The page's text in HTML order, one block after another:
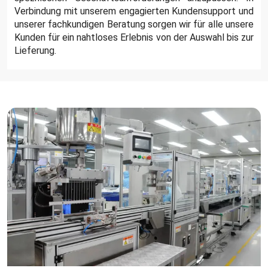
Verbindung mit unserem engagierten Kundensupport und
unserer fachkundigen Beratung sorgen wir für alle unsere
Kunden für ein nahtloses Erlebnis von der Auswahl bis zur
Lieferung.